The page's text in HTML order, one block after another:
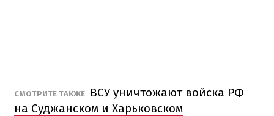
СМОТРИТЕ ТАКЖЕ
ВСУ уничтожают войска РФ
на Суджанском и Харьковском